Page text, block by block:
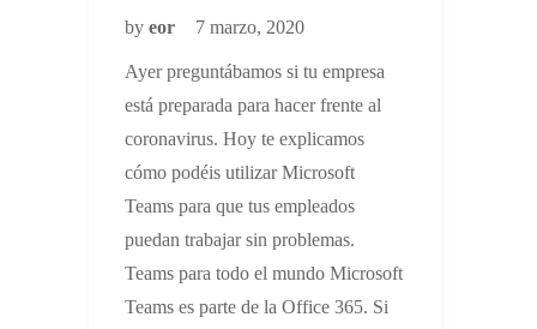
by eor 7 marzo, 2020
Ayer preguntábamos si tu empresa
está preparada para hacer frente al
coronavirus. Hoy te explicamos
cómo podéis utilizar Microsoft
Teams para que tus empleados
puedan trabajar sin problemas.
Teams para todo el mundo Microsoft
Teams es parte de la Office 365. Si